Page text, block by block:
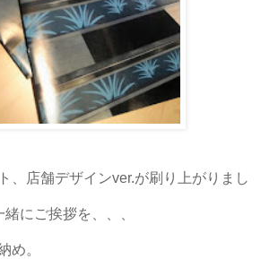
、店舗デザインver.が刷り上がりまし
にご挨拶を、、、
め。